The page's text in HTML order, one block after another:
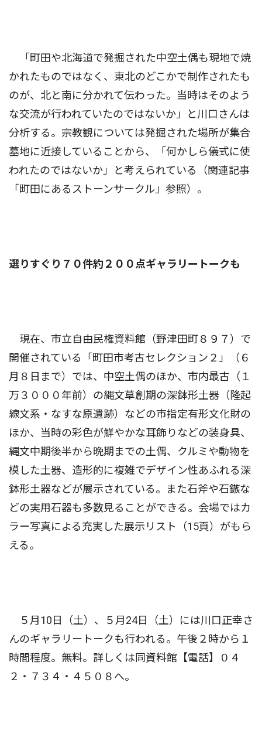
「町田や北海道で発掘された中空土偶も現地で焼
かれたものではなく、東北のどこかで制作されたも
のが、北と南に分かれて伝わった。当時はそのよう
な交流が行われていたのではないか」と川口さんは
分析する。宗教観については発掘された場所が集合
墓地に近接していることから、「何かしら儀式に使
われたのではないか」と考えられている（関連記事
「町田にあるストーンサークル」参照）。
選りすぐり７０件約２００点ギャラリートークも
現在、市立自由民権資料館（野津田町８９７）で
開催されている「町田市考古セレクション２」（６
月８日まで）では、中空土偶のほか、市内最古（１
万３０００年前）の縄文草創期の深鉢形土器（隆起
線文系・なすな原遺跡）などの市指定有形文化財の
ほか、当時の彩色が鮮やかな耳飾りなどの装身具、
縄文中期後半から晩期までの土偶、クルミや動物を
模した土器、造形的に複雑でデザイン性あふれる深
鉢形土器などが展示されている。また石斧や石鏃な
どの実用石器も多数見ることができる。会場ではカ
ラー写真による充実した展示リスト（15頁）がもら
える。
５月10日（土）、５月24日（土）には川口正幸さ
んのギャラリートークも行われる。午後２時から１
時間程度。無料。詳しくは同資料館【電話】０４
２・７３４・４５０８へ。